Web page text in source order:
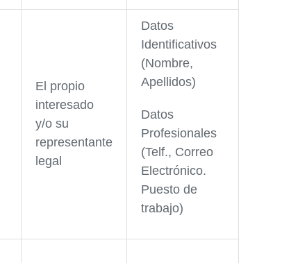
El propio
interesado
y/o su
representante
legal
Datos
Identificativos
(Nombre,
Apellidos)
Datos
Profesionales
(Telf., Correo
Electrónico.
Puesto de
trabajo)